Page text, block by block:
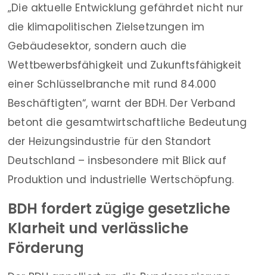
„Die aktuelle Entwicklung gefährdet nicht nur
die klimapolitischen Zielsetzungen im
Gebäudesektor, sondern auch die
Wettbewerbsfähigkeit und Zukunftsfähigkeit
einer Schlüsselbranche mit rund 84.000
Beschäftigten“, warnt der BDH. Der Verband
betont die gesamtwirtschaftliche Bedeutung
der Heizungsindustrie für den Standort
Deutschland – insbesondere mit Blick auf
Produktion und industrielle Wertschöpfung.
BDH fordert zügige gesetzliche
Klarheit und verlässliche
Förderung